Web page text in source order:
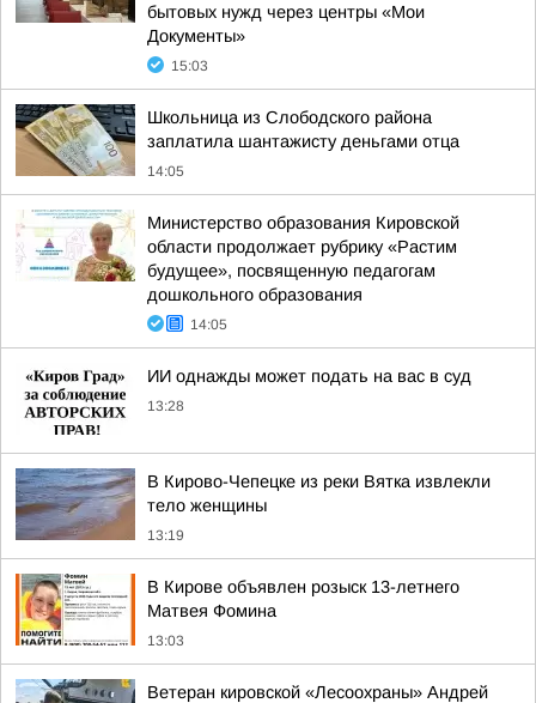
бытовых нужд через центры «Мои
Документы»
15:03
Школьница из Слободского района
заплатила шантажисту деньгами отца
14:05
Министерство образования Кировской
области продолжает рубрику «Растим
будущее», посвященную педагогам
дошкольного образования
14:05
ИИ однажды может подать на вас в суд
13:28
В Кирово-Чепецке из реки Вятка извлекли
тело женщины
13:19
В Кирове объявлен розыск 13-летнего
Матвея Фомина
13:03
Ветеран кировской «Лесоохраны» Андрей